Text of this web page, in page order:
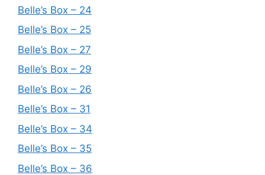
Belle’s Box – 24
Belle’s Box – 25
Belle’s Box – 27
Belle’s Box – 29
Belle’s Box – 26
Belle’s Box – 31
Belle’s Box – 34
Belle’s Box – 35
Belle’s Box – 36